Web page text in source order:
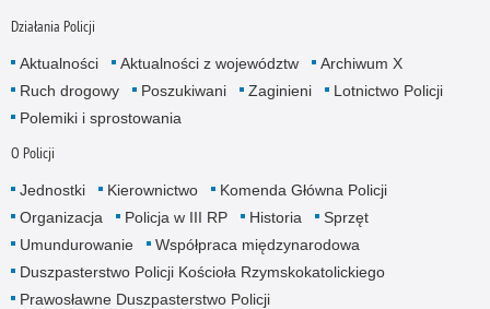
Działania Policji
Aktualności Aktualności z województw
Archiwum X
Ruch drogowy
Poszukiwani Zaginieni
Lotnictwo Policji
Polemiki i sprostowania
O Policji
Jednostki Kierownictwo
Komenda Główna Policji
Organizacja
Policja w III RP Historia
Sprzęt
Umundurowanie
Współpraca międzynarodowa
Duszpasterstwo Policji Kościoła Rzymskokatolickiego
Prawosławne Duszpasterstwo Policji